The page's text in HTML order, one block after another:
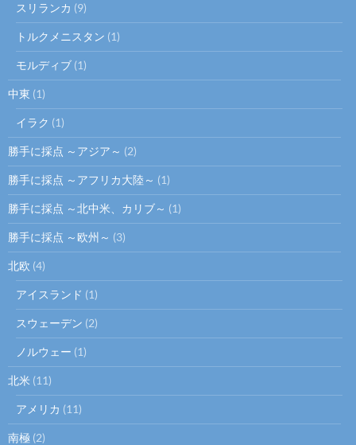
スリランカ (9)
トルクメニスタン (1)
モルディブ (1)
中東 (1)
イラク (1)
勝手に採点 ～アジア～ (2)
勝手に採点 ～アフリカ大陸～ (1)
勝手に採点 ～北中米、カリブ～ (1)
勝手に採点 ～欧州～ (3)
北欧 (4)
アイスランド (1)
スウェーデン (2)
ノルウェー (1)
北米 (11)
アメリカ (11)
南極 (2)